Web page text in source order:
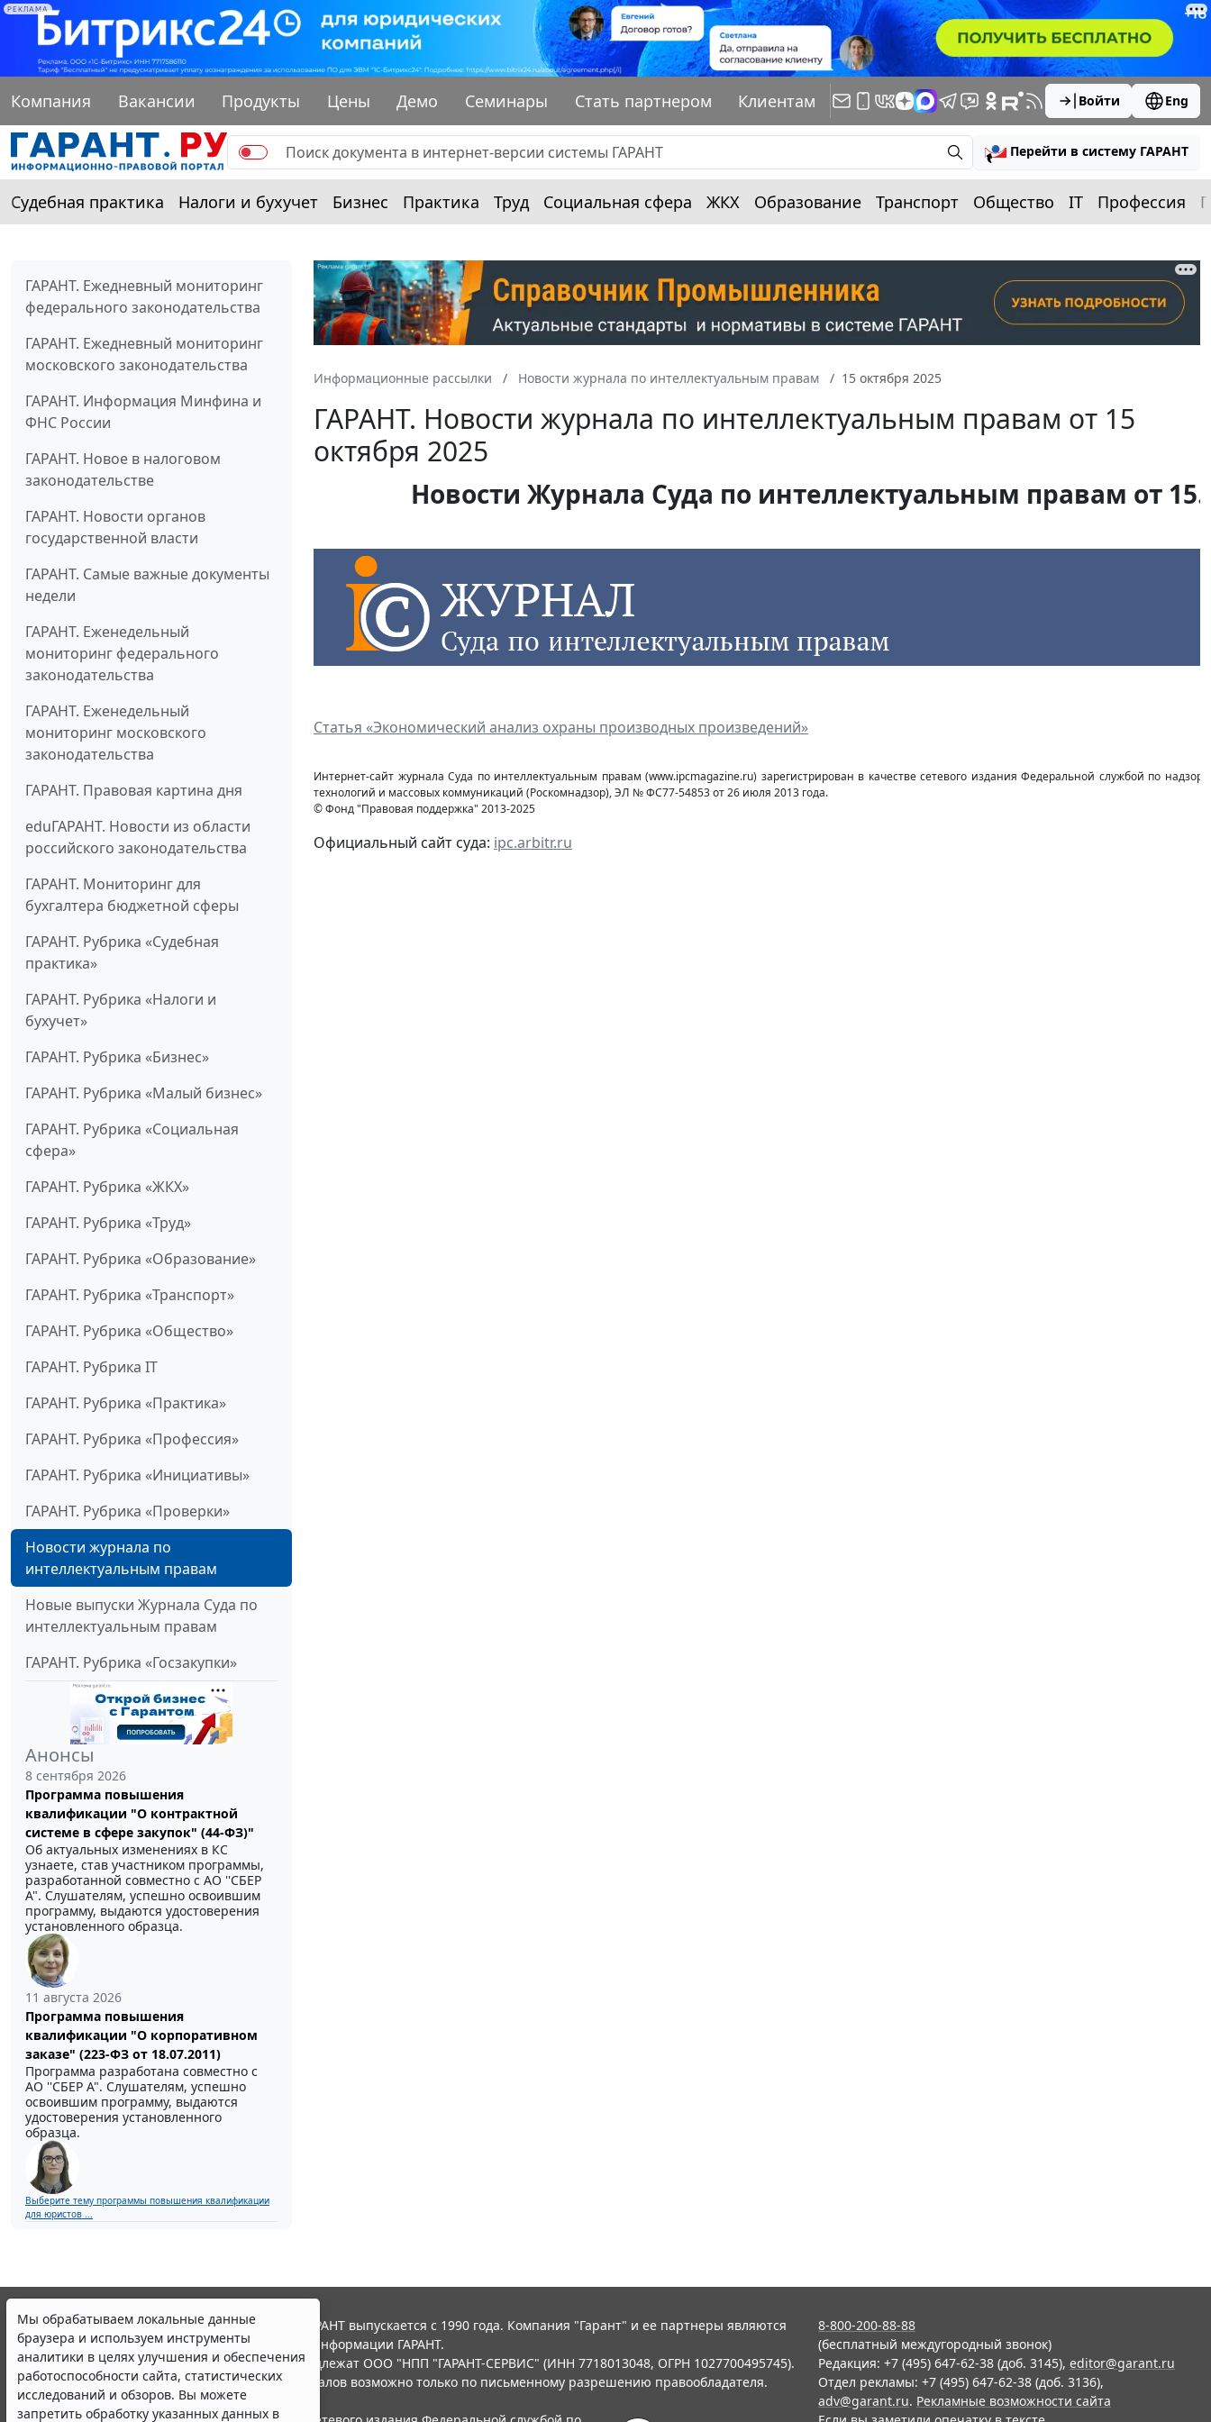
РЕКЛАМА
Компания Вакансии Продукты Цены Демо Семинары Стать партнером Клиентам Войти Eng
Перейти в систему ГАРАНТ
Судебная практика Налоги и бухучет Бизнес Практика Труд Социальная сфера ЖКХ Образование Транспорт Общество IT Профессия
ГАРАНТ. Ежедневный мониторинг
федерального законодательства
ГАРАНТ. Ежедневный мониторинг
московского законодательства
ГАРАНТ. Информация Минфина и
ФНС России
ГАРАНТ. Новое в налоговом
законодательстве
ГАРАНТ. Новости органов
государственной власти
ГАРАНТ. Самые важные документы
недели
ГАРАНТ. Еженедельный
мониторинг федерального
законодательства
ГАРАНТ. Еженедельный
мониторинг московского
законодательства
ГАРАНТ. Правовая картина дня
eduГАРАНТ. Новости из области
российского законодательства
ГАРАНТ. Мониторинг для
бухгалтера бюджетной сферы
ГАРАНТ. Рубрика «Судебная
практика»
ГАРАНТ. Рубрика «Налоги и
бухучет»
ГАРАНТ. Рубрика «Бизнес»
ГАРАНТ. Рубрика «Малый бизнес»
ГАРАНТ. Рубрика «Социальная
сфера»
ГАРАНТ. Рубрика «ЖКХ»
ГАРАНТ. Рубрика «Труд»
ГАРАНТ. Рубрика «Образование»
ГАРАНТ. Рубрика «Транспорт»
ГАРАНТ. Рубрика «Общество»
ГАРАНТ. Рубрика IT
ГАРАНТ. Рубрика «Практика»
ГАРАНТ. Рубрика «Профессия»
ГАРАНТ. Рубрика «Инициативы»
ГАРАНТ. Рубрика «Проверки»
Новости журнала по
интеллектуальным правам
Новые выпуски Журнала Суда по
интеллектуальным правам
ГАРАНТ. Рубрика «Госзакупки»
Анонсы
8 сентября 2026
Программа повышения
квалификации "О контрактной
системе в сфере закупок" (44-ФЗ)"
Об актуальных изменениях в КС
узнаете, став участником программы,
разработанной совместно с АО ''СБЕР
А". Слушателям, успешно освоившим
программу, выдаются удостоверения
установленного образца.
11 августа 2026
Программа повышения
квалификации "О корпоративном
заказе" (223-ФЗ от 18.07.2011)
Программа разработана совместно с
АО ''СБЕР А". Слушателям, успешно
освоившим программу, выдаются
удостоверения установленного
образца.
Выберите тему программы повышения квалификации
для юристов ...
Информационные рассылки Новости журнала по интеллектуальным правам 15 октября 2025
ГАРАНТ. Новости журнала по интеллектуальным правам от 15
октября 2025
Новости Журнала Суда по интеллектуальным правам от
Статья «Экономический анализ охраны производных произведений»
Интернет-сайт журнала Суда по интеллектуальным правам (www.ipcmagazine.ru) зарегистрирован в качестве сетевого издания Федеральной службой по
технологий и массовых коммуникаций (Роcкомнадзор), ЭЛ № ФС77-54853 от 26 июля 2013 года.
© Фонд "Правовая поддержка" 2013-2025
Официальный сайт суда: ipc.arbitr.ru
Мы обрабатываем локальные данные
браузера и используем инструменты
аналитики в целях улучшения и обеспечения
работоспособности сайта, статистических
исследований и обзоров. Вы можете
запретить обработку указанных данных в
© ООО "НПП "ГАРАНТ-СЕРВИС", 2026. Система ГАРАНТ выпускается с 1990 года. Компания "Гарант" и ее партнеры являются
участниками Российской ассоциации правовой информации ГАРАНТ.
Все права на материалы сайта ГАРАНТ.РУ принадлежат ООО "НПП "ГАРАНТ-СЕРВИС" (ИНН 7718013048, ОГРН 1027700495745).
Полное или частичное воспроизведение материалов возможно только по письменному разрешению правообладателя.
Правила использования портала.
8-800-200-88-88
(бесплатный междугородный звонок)
Редакция: +7 (495) 647-62-38 (доб. 3145), editor@garant.ru
Отдел рекламы: +7 (495) 647-62-38 (доб. 3136),
adv@garant.ru. Рекламные возможности сайта